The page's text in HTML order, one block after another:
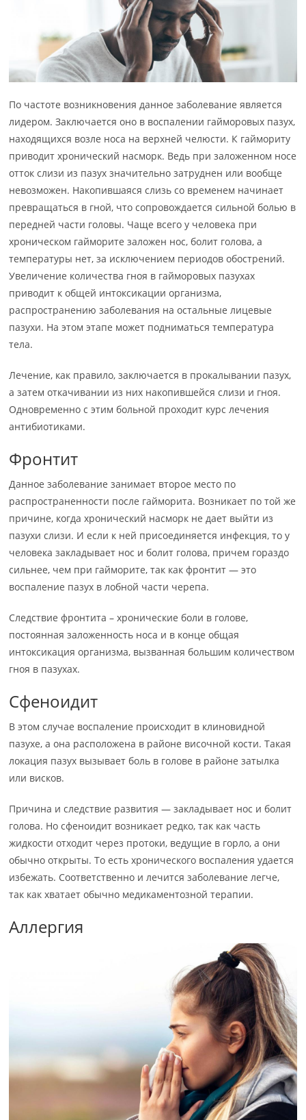
По частоте возникновения данное заболевание является
лидером. Заключается оно в воспалении гайморовых пазух,
находящихся возле носа на верхней челюсти. К гаймориту
приводит хронический насморк. Ведь при заложенном носе
отток слизи из пазух значительно затруднен или вообще
невозможен. Накопившаяся слизь со временем начинает
превращаться в гной, что сопровождается сильной болью в
передней части головы. Чаще всего у человека при
хроническом гайморите заложен нос, болит голова, а
температуры нет, за исключением периодов обострений.
Увеличение количества гноя в гайморовых пазухах
приводит к общей интоксикации организма,
распространению заболевания на остальные лицевые
пазухи. На этом этапе может подниматься температура
тела.
Лечение, как правило, заключается в прокалывании пазух,
а затем откачивании из них накопившейся слизи и гноя.
Одновременно с этим больной проходит курс лечения
антибиотиками.
Фронтит
Данное заболевание занимает второе место по
распространенности после гайморита. Возникает по той же
причине, когда хронический насморк не дает выйти из
пазухи слизи. И если к ней присоединяется инфекция, то у
человека закладывает нос и болит голова, причем гораздо
сильнее, чем при гайморите, так как фронтит — это
воспаление пазух в лобной части черепа.
Следствие фронтита – хронические боли в голове,
постоянная заложенность носа и в конце общая
интоксикация организма, вызванная большим количеством
гноя в пазухах.
Сфеноидит
В этом случае воспаление происходит в клиновидной
пазухе, а она расположена в районе височной кости. Такая
локация пазух вызывает боль в голове в районе затылка
или висков.
Причина и следствие развития — закладывает нос и болит
голова. Но сфеноидит возникает редко, так как часть
жидкости отходит через протоки, ведущие в горло, а они
обычно открыты. То есть хронического воспаления удается
избежать. Соответственно и лечится заболевание легче,
так как хватает обычно медикаментозной терапии.
Аллергия